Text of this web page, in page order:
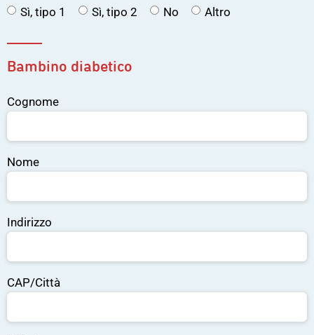
Sì, tipo 1
Sì, tipo 2 No Altro
Bambino diabetico
Cognome
Nome
Indirizzo
CAP/Città